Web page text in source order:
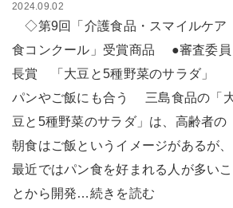
2024.09.02
◇第9回「介護食品・スマイルケア
食コンクール」受賞商品 ●審査委員
長賞 「大豆と5種野菜のサラダ」
パンやご飯にも合う 三島食品の「
豆と5種野菜のサラダ」は、高齢者の
朝食はご飯というイメージがあるが、
最近ではパン食を好まれる人が多いこ
とから開発…続きを読む